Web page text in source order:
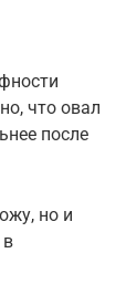
что овал
после
но и
в